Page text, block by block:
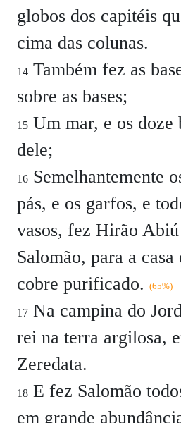
globos dos capitéis
cima das colunas.
14 Também fez as
sobre as bases;
15 Um mar, e os doze
dele;
16 Semelhantemente
pás, e os garfos, e
vasos, fez Hirão
Salomão, para a casa
cobre purificado. (65%)
17 Na campina do
rei na terra argilosa,
Zeredata.
18 E fez Salomão
em grande